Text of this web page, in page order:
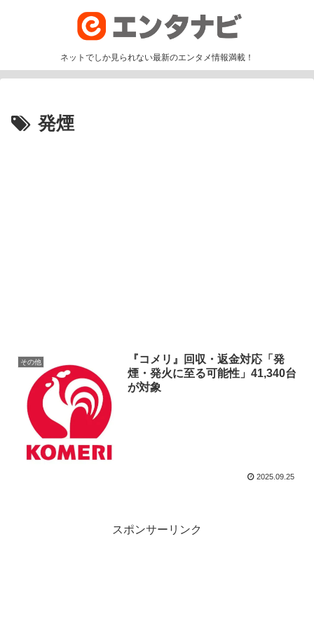
ネットでしか見られない最新のエンタメ情報満載！
発煙
その他
『コメリ』回収・返金対応「発
煙・発火に至る可能性」41,340台
が対象
2025.09.25
スポンサーリンク